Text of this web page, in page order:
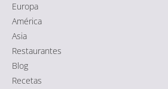
Europa
América
Asia
Restaurantes
Blog
Recetas